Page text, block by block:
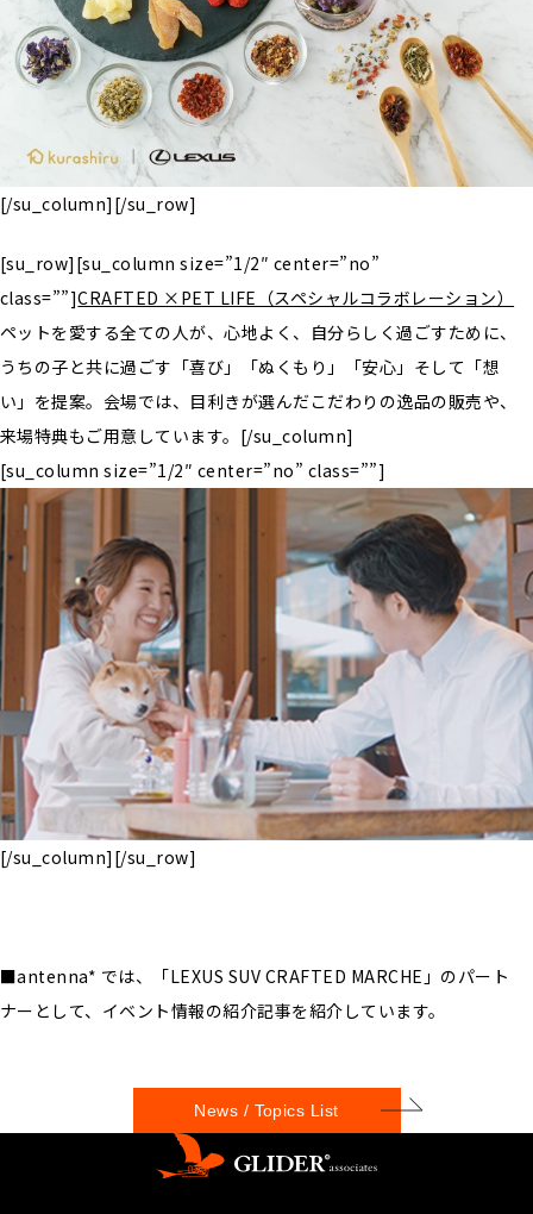
[/su_column][/su_row]
[su_row][su_column size=”1/2″ center=”no”
class=””]CRAFTED ×PET LIFE（スペシャルコラボレーション）
ペットを愛する全ての人が、心地よく、自分らしく過ごすために、
うちの子と共に過ごす「喜び」「ぬくもり」「安心」そして「想
い」を提案。会場では、目利きが選んだこだわりの逸品の販売や、
来場特典もご用意しています。[/su_column]
[su_column size=”1/2″ center=”no” class=””]
[/su_column][/su_row]
■antenna* では、「LEXUS SUV CRAFTED MARCHE」のパート
ナーとして、イベント情報の紹介記事を紹介しています。
News / Topics List